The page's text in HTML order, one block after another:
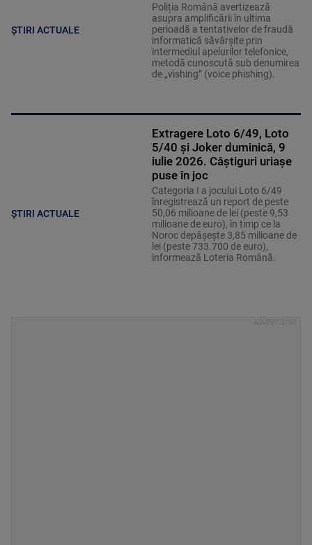
ȘTIRI ACTUALE
Poliția Română avertizează
asupra amplificării în ultima
perioadă a tentativelor de fraudă
informatică săvârșite prin
intermediul apelurilor telefonice,
metodă cunoscută sub denumirea
de „vishing” (voice phishing).
ȘTIRI ACTUALE
Extragere Loto 6/49, Loto
5/40 și Joker duminică, 9
iulie 2026. Câștiguri uriașe
puse în joc
Categoria I a jocului Loto 6/49
înregistrează un report de peste
50,06 milioane de lei (peste 9,53
milioane de euro), în timp ce la
Noroc depăşeşte 3,85 milioane de
lei (peste 733.700 de euro),
informează Loteria Română.